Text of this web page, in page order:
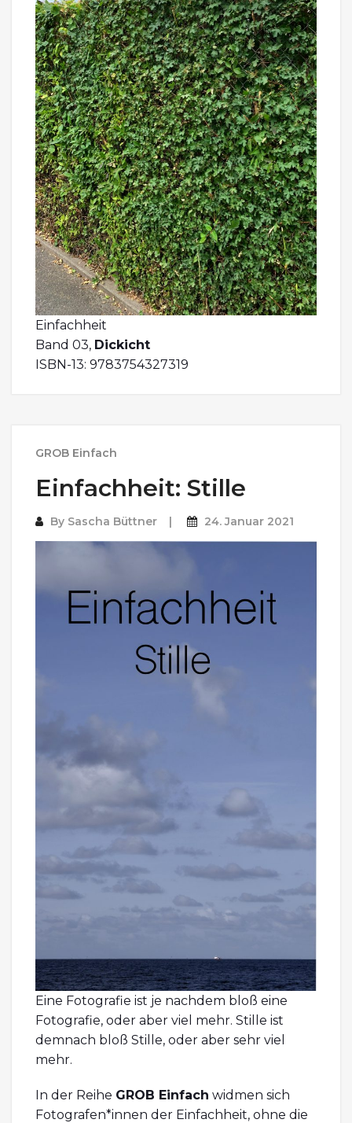
Einfachheit
Band 03, Dickicht
ISBN-13: 9783754327319
GROB Einfach
Einfachheit: Stille
By Sascha Büttner 24. Januar 2021
Eine Fotografie ist je nachdem bloß eine
Fotografie, oder aber viel mehr. Stille ist
demnach bloß Stille, oder aber sehr viel
mehr.
In der Reihe GROB Einfach widmen sich
Fotografen*innen der Einfachheit, ohne die